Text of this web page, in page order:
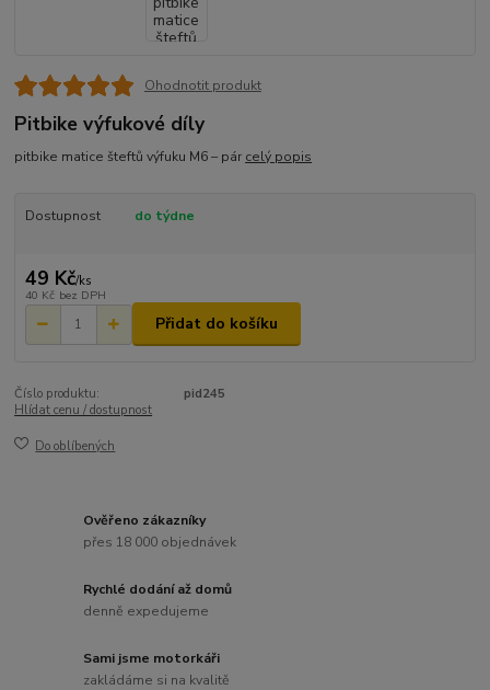
Ohodnotit produkt
Pitbike výfukové díly
pitbike matice šteftů výfuku M6 – pár celý popis
Dostupnost do týdne
49 Kč/ks
40 Kč bez DPH
Přidat do košíku
Číslo produktu:
pid245
Hlídat cenu / dostupnost
Do oblíbených
Ověřeno zákazníky
přes 18 000 objednávek
Rychlé dodání až domů
denně expedujeme
Sami jsme motorkáři
zakládáme si na kvalitě